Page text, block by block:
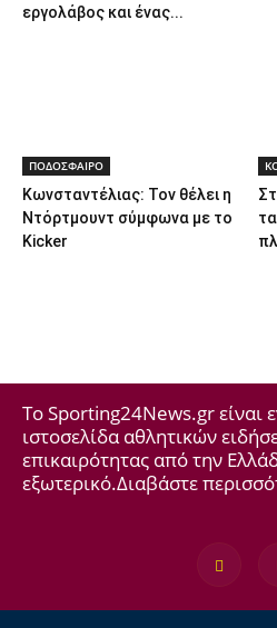
εργολάβος και ένας...
ΠΟΔΟΣΦΑΙΡΟ
Κωνσταντέλιας: Τον θέλει η
Ντόρτμουντ σύμφωνα με το
Kicker
Το Sporting24News.gr είναι
ιστοσελίδα αθλητικών
επικαιρότητας από την
εξωτερικό.Διαβάστε